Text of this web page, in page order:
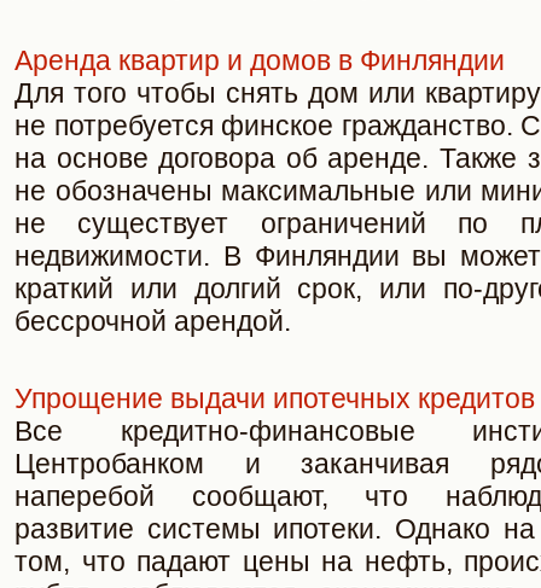
Аренда квартир и домов в Финляндии
Для того чтобы снять дом или
не потребуется финское гражданство.
на основе договора об аренде. Также
не обозначены максимальные или
не существует ограничений по
недвижимости. В Финляндии вы
краткий или долгий срок, или по-
бессрочной арендой.
Упрощение выдачи ипотечных кредитов
Все кредитно-финансовые
Центробанком и заканчивая
наперебой сообщают, что
развитие системы ипотеки. Однако
том, что падают цены на нефть,